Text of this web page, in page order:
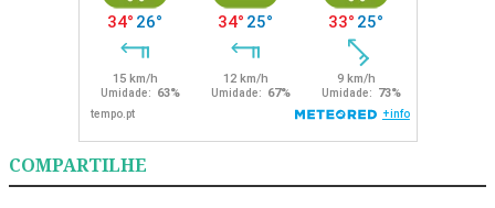
COMPARTILHE